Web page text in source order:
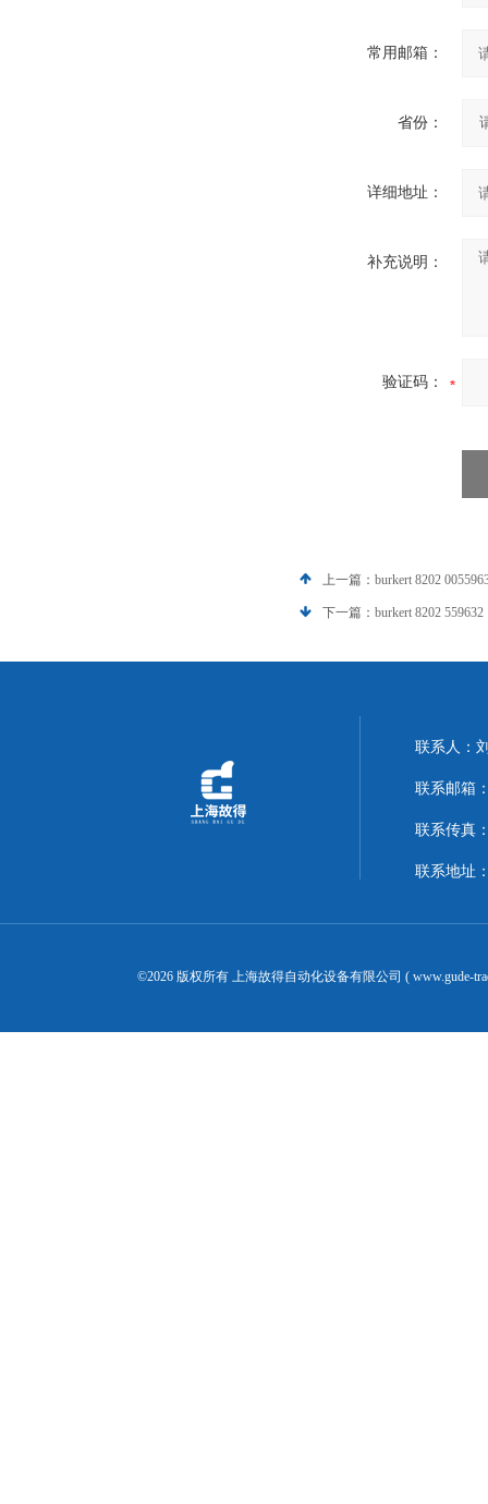
常用邮箱：
省份：
详细地址：
补充说明：
验证码：
上一篇： burkert 8202
下一篇： burkert 8202 559632
联系人：
联系邮箱
联系传真
联系地址
©2026 版权所有 上海故得自动化设备有限公司 ( www.gude-